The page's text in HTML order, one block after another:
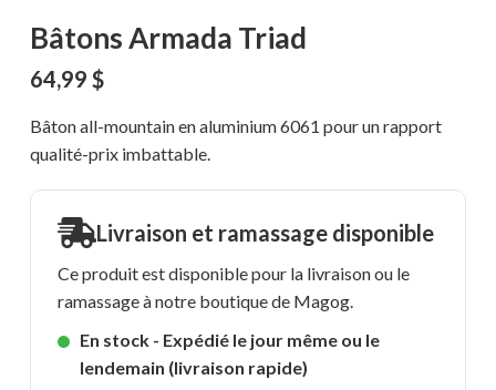
Bâtons Armada Triad
64,99 $
Bâton all-mountain en aluminium 6061 pour un rapport
qualité-prix imbattable.
Livraison et ramassage disponible
Ce produit est disponible pour la livraison ou le
ramassage à notre boutique de Magog.
En stock - Expédié le jour même ou le
lendemain (livraison rapide)